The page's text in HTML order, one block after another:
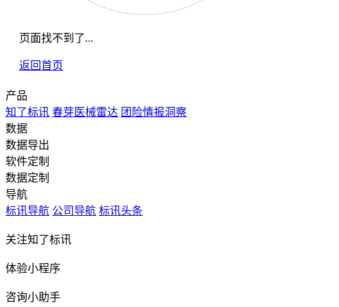
页面找不到了...
返回首页
产品
知了标讯 春芽医械雷达 团险情报洞察
数据
数据导出
软件定制
数据定制
导航
标讯导航 公司导航 标讯头条
关注知了标讯
体验小程序
咨询小助手